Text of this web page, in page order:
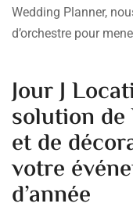
Wedding Planner,
d’orchestre pour
Jour J
solution
et de
votre
d’année